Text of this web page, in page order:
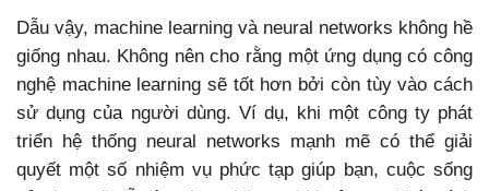
Dẫu vậy, machine learning và neural networks không hề
giống nhau. Không nên cho rằng một ứng dụng có công
nghệ machine learning sẽ tốt hơn bởi còn tùy vào cách
sử dụng của người dùng. Ví dụ, khi một công ty phát
triển hệ thống neural networks mạnh mẽ có thể giải
quyết một số nhiệm vụ phức tạp giúp bạn, cuộc sống